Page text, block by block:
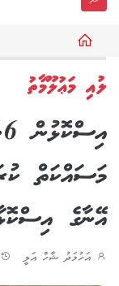
ލުއި މަޢުލޫމާތު
މަސައްކަތް
އޭނާގެ
އަހުމަދު ޝާހް އަލީ